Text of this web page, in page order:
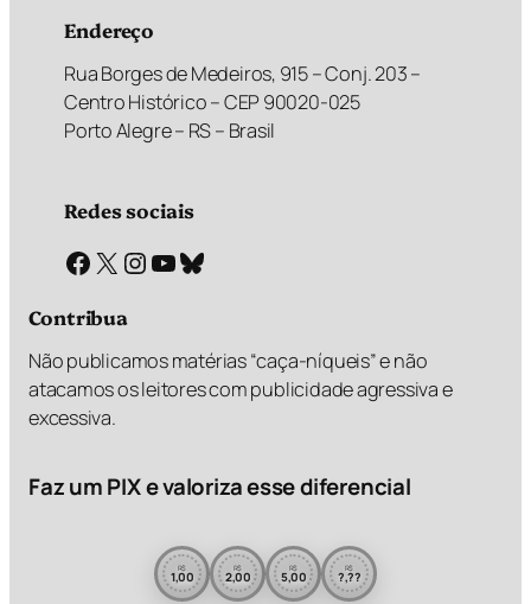
Endereço
Rua Borges de Medeiros, 915 – Conj. 203 –
Centro Histórico – CEP 90020-025
Porto Alegre – RS – Brasil
Redes sociais
Facebook X Instagram Youtube Bluesky
Contribua
Não publicamos matérias “caça-níqueis” e não
atacamos os leitores com publicidade agressiva e
excessiva.
Faz um PIX e valoriza esse diferencial
R$
1,00 R$
2,00 R$
5,00 R$
?,??